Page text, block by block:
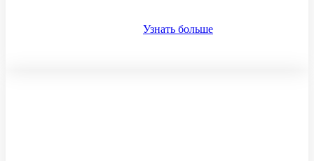
Узнать больше